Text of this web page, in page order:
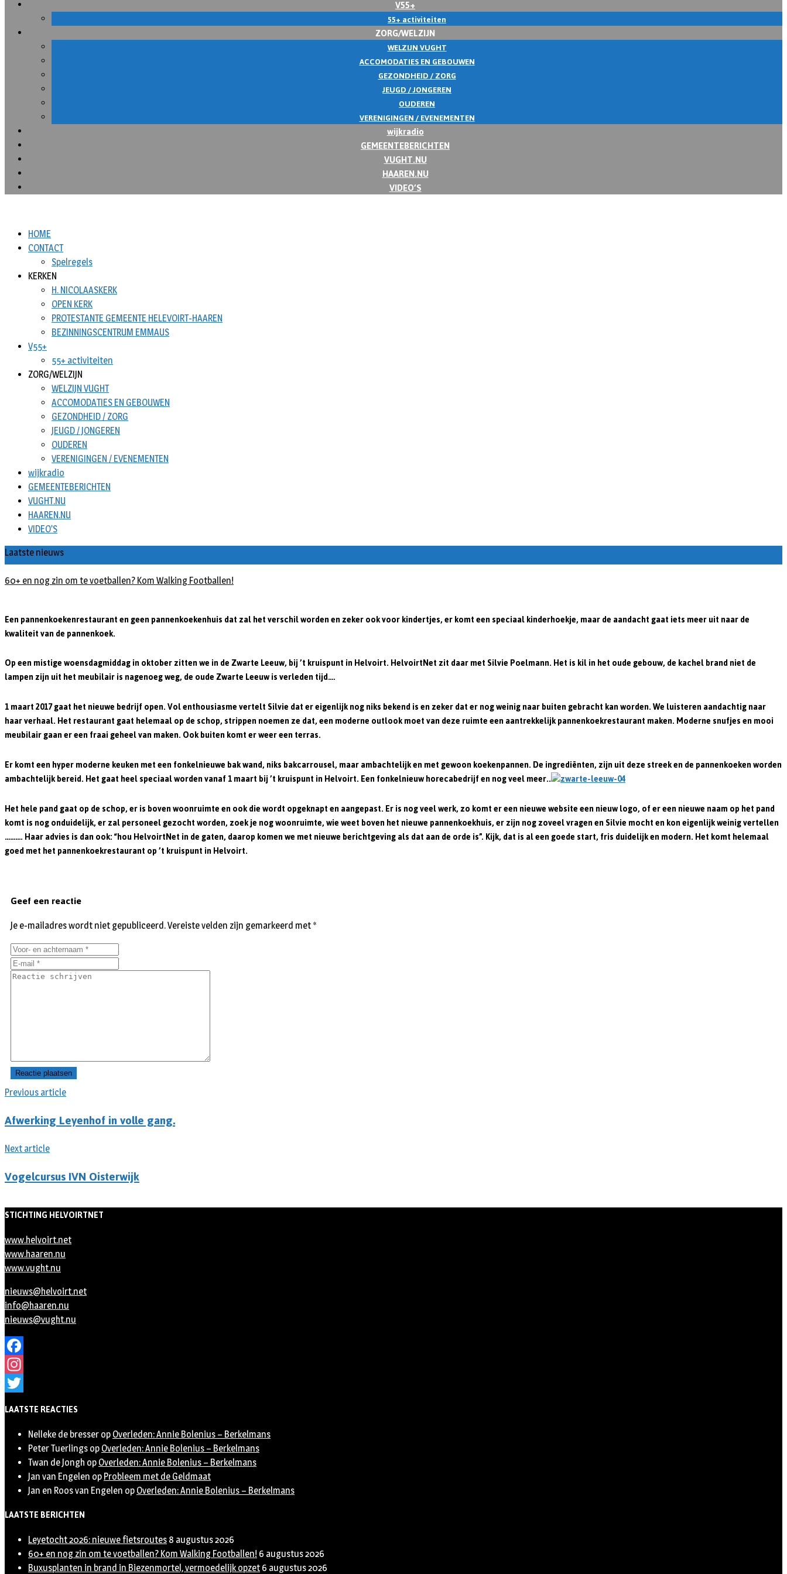
V55+
55+ activiteiten
ZORG/WELZIJN
WELZIJN VUGHT
ACCOMODATIES EN GEBOUWEN
GEZONDHEID / ZORG
JEUGD / JONGEREN
OUDEREN
VERENIGINGEN / EVENEMENTEN
wijkradio
GEMEENTEBERICHTEN
VUGHT.NU
HAAREN.NU
VIDEO’S
HOME
CONTACT
Spelregels
KERKEN
H. NICOLAASKERK
OPEN KERK
PROTESTANTE GEMEENTE HELEVOIRT-HAAREN
BEZINNINGSCENTRUM EMMAUS
V55+
55+ activiteiten
ZORG/WELZIJN
WELZIJN VUGHT
ACCOMODATIES EN GEBOUWEN
GEZONDHEID / ZORG
JEUGD / JONGEREN
OUDEREN
VERENIGINGEN / EVENEMENTEN
wijkradio
GEMEENTEBERICHTEN
VUGHT.NU
HAAREN.NU
VIDEO’S
Laatste nieuws
60+ en nog zin om te voetballen? Kom Walking Footballen!
Een pannenkoekenrestauranten geen pannenkoekenhuis dat zal het verschil worden en zeker ook voor kindertjes, er komt een speciaal kinderhoekje, maar de aandacht gaat iets meer uit naar de
kwaliteit van de pannenkoek.
Op een mistige woensdagmiddag in oktober zitten we in de Zwarte Leeuw, bij ’t kruispunt in Helvoirt. HelvoirtNet zit daar met Silvie Poelmann. Het is kil in het oude gebouw, de kachel brand niet de
lampen zijn uit het meubilair is nagenoeg weg, de oude Zwarte Leeuw is verleden tijd….
1 maart 2017 gaat het nieuwe bedrijf open. Vol enthousiasme vertelt Silvie dat er eigenlijk nog niks bekend is en zeker dat er nog weinig naar buiten gebracht kan worden. We luisteren aandachtig naar
haar verhaal. Het restaurant gaat helemaal op de schop, strippen noemen ze dat, een moderne outlook moet van deze ruimte een aantrekkelijk pannenkoekrestaurant maken. Moderne snufjes en mooi
meubilair gaan er een fraai geheel van maken. Ook buiten komt er weer een terras.
Er komt een hyper moderne keuken met een fonkelnieuwe bak wand, niks bakcarrousel, maar ambachtelijk en met gewoon koekenpannen. De ingrediënten, zijn uit deze streek en de pannenkoeken worden
ambachtelijk bereid. Het gaat heel speciaal worden vanaf 1 maart bij ’t kruispunt in Helvoirt. Een fonkelnieuw horecabedrijf en nog veel meer..
Het hele pand gaat op de schop, er is boven woonruimte en ook die wordt opgeknapt en aangepast. Er is nog veel werk, zo komt er een nieuwe website een nieuw logo, of er een nieuwe naam op het pand
komt is nog onduidelijk, er zal personeel gezocht worden, zoek je nog woonruimte, wie weet boven het nieuwe pannenkoekhuis, er zijn nog zoveel vragen en Silvie mocht en kon eigenlijk weinig vertellen
………. Haar advies is dan ook:“hou HelvoirtNet in de gaten, daarop komen we met nieuwe berichtgeving als dat aan de orde is”.Kijk, dat is al een goede start, fris duidelijk en modern. Het komt helemaal
goed met het pannenkoekrestaurant op ’t kruispunt in Helvoirt.
Previous article
Afwerking Leyenhof in volle gang.
Next article
Vogelcursus IVN Oisterwijk
Geef een reactie
Je e-mailadres wordt niet gepubliceerd.Vereiste velden zijn gemarkeerd met *
STICHTING HELVOIRTNET
www.helvoirt.net
www.haaren.nu
www.vught.nu
nieuws@helvoirt.net
info@haaren.nu
nieuws@vught.nu
Facebook
Instagram
LAATSTE REACTIES
Nelleke de bresser op Overleden: Annie Bolenius – Berkelmans
Peter Tuerlings op Overleden: Annie Bolenius – Berkelmans
Twan de Jongh op Overleden: Annie Bolenius – Berkelmans
Jan van Engelen op Probleem met de Geldmaat
Jan en Roos van Engelen op Overleden: Annie Bolenius – Berkelmans
LAATSTE BERICHTEN
Leyetocht 2026: nieuwe fietsroutes 8 augustus 2026
60+ en nog zin om te voetballen? Kom Walking Footballen! 6 augustus 2026
Buxusplanten in brand in Biezenmortel, vermoedelijk opzet 6 augustus 2026